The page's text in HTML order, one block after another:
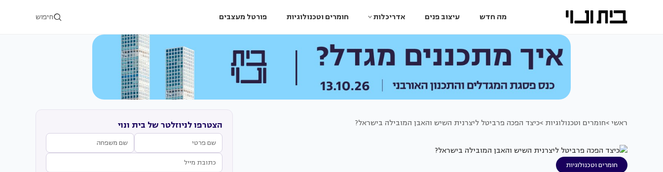
מה חדש עיצוב פנים אדריכלות חומרים וטכנולוגיות פורטל מעצבים חיפוש
ראשי >חומרים וטכנולוגיות >כיצד הפכה פרביטל ליצרנית השיש והאבן המובילה בישראל?
חומרים וטכנולוגיות
הצטרפו לניוזלטר של בית ונוי